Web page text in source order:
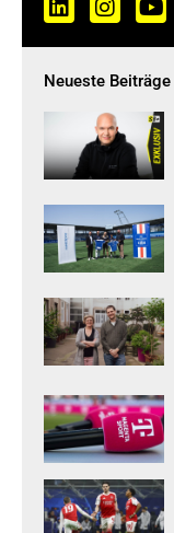
Neueste Beiträge